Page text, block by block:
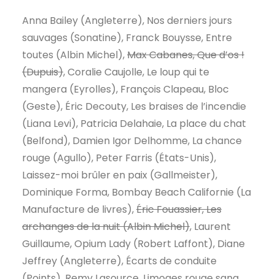
Anna Bailey (Angleterre), Nos derniers jours
sauvages (Sonatine), Franck Bouysse, Entre
toutes (Albin Michel),Max Cabanes, Que d’os !
(Dupuis), Coralie Caujolle, Le loup qui te
mangera (Eyrolles), François Clapeau, Bloc
(Geste), Éric Decouty, Les braises de l’incendie
(Liana Levi), Patricia Delahaie, La place du chat
(Belfond), Damien Igor Delhomme, La chance
rouge (Agullo), Peter Farris (États-Unis),
Laissez-moi brûler en paix (Gallmeister),
Dominique Forma, Bombay Beach Californie (La
Manufacture de livres),Éric Fouassier, Les
archanges de la nuit (Albin Michel), Laurent
Guillaume, Opium Lady (Robert Laffont), Diane
Jeffrey (Angleterre), Écarts de conduite